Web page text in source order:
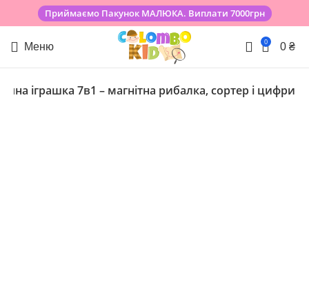
Приймаємо Пакунок МАЛЮКА. Виплати 7000грн
Меню 0 0 ₴
іграшка 7в1 – магнітна рибалка, сортер і цифри